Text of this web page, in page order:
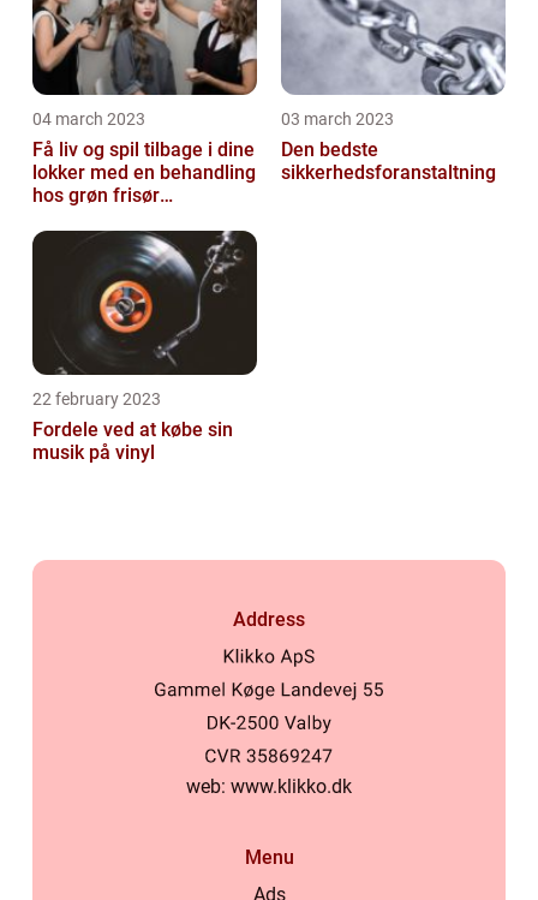
04 march 2023
Få liv og spil tilbage i dine
lokker med en behandling
hos grøn frisør
03 march 2023
Den bedste
sikkerhedsforanstaltning
22 february 2023
Fordele ved at købe sin
musik på vinyl
Address
web: www.klikko.dk
Menu
Ads